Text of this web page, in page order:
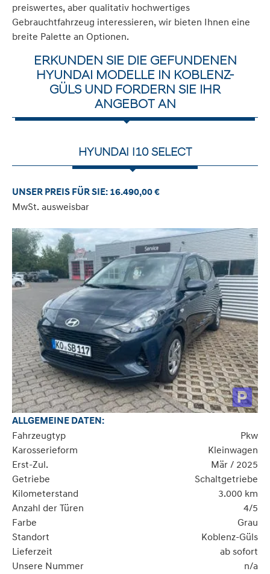
preiswertes, aber qualitativ hochwertiges
Gebrauchtfahrzeug interessieren, wir bieten Ihnen eine
breite Palette an Optionen.
ERKUNDEN SIE DIE GEFUNDENEN
HYUNDAI MODELLE IN KOBLENZ-
GÜLS UND FORDERN SIE IHR
ANGEBOT AN
HYUNDAI I10 SELECT
UNSER PREIS FÜR SIE: 16.490,00 €
MwSt. ausweisbar
ALLGEMEINE DATEN:
Fahrzeugtyp
Pkw
Karosserieform
Kleinwagen
Erst-Zul.
Mär / 2025
Getriebe
Schaltgetriebe
Kilometerstand
3.000 km
Anzahl der Türen
4/5
Farbe
Grau
Standort
Koblenz-Güls
Lieferzeit
ab sofort
Unsere Nummer
n/a